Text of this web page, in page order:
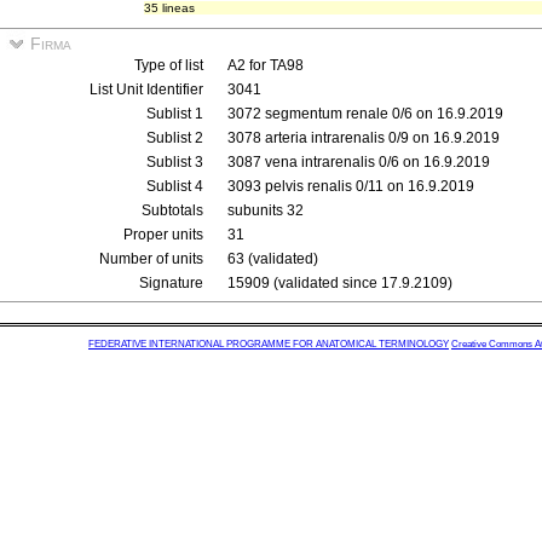
35 lineas
Firma
Type of list
A2 for TA98
List Unit Identifier
3041
Sublist 1
3072 segmentum renale 0/6 on 16.9.2019
Sublist 2
3078 arteria intrarenalis 0/9 on 16.9.2019
Sublist 3
3087 vena intrarenalis 0/6 on 16.9.2019
Sublist 4
3093 pelvis renalis 0/11 on 16.9.2019
Subtotals
subunits 32
Proper units
31
Number of units
63 (validated)
Signature
15909 (validated since 17.9.2109)
FEDERATIVE INTERNATIONAL PROGRAMME FOR ANATOMICAL TERMINOLOGY Creative Commons